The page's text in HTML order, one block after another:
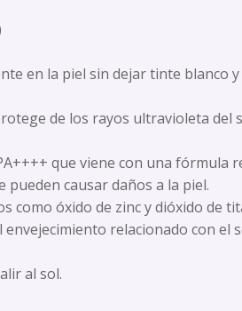
en la piel sin dejar tinte blanco y
de los rayos ultravioleta del
que viene con una fórmula
pueden causar daños a la piel.
como óxido de zinc y dióxido de
relacionado con el
al sol.